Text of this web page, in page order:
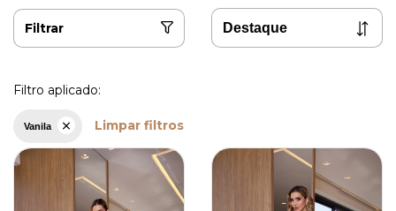
Filtrar
Filtro aplicado:
Vanila Limpar filtros